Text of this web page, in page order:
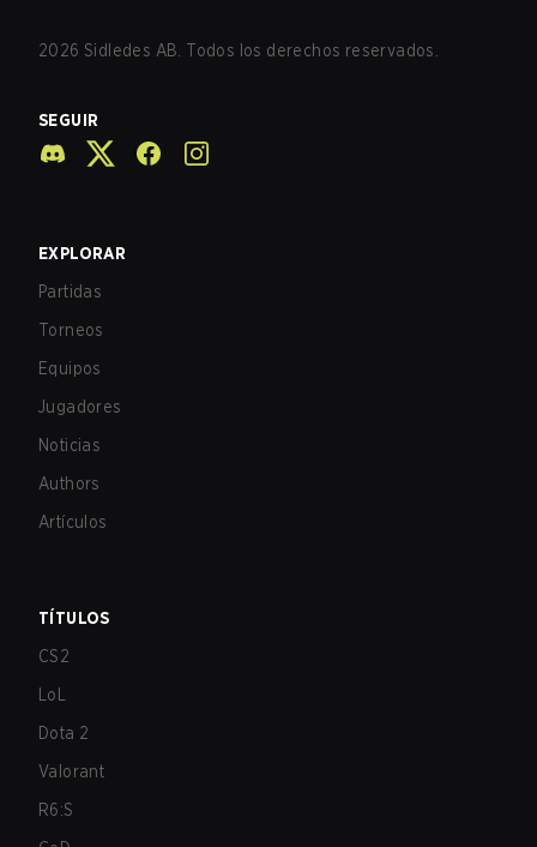
2026 Sidledes AB. Todos los derechos reservados.
SEGUIR
EXPLORAR
Partidas
Torneos
Equipos
Jugadores
Noticias
Authors
Artículos
TÍTULOS
CS2
LoL
Dota 2
Valorant
R6:S